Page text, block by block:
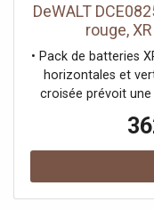
DeWALT
rouge,
• Pack de batteries
horizontales et
croisée prévoit une
supplémentaires •
au laser d'etre
pour assurer des
a impulsion pour